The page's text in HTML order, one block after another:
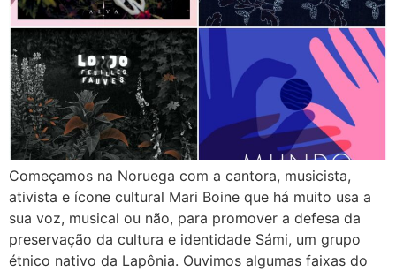
Começamos na Noruega com a cantora, musicista,
ativista e ícone cultural Mari Boine que há muito usa a
sua voz, musical ou não, para promover a defesa da
preservação da cultura e identidade Sámi, um grupo
étnico nativo da Lapônia. Ouvimos algumas faixas do